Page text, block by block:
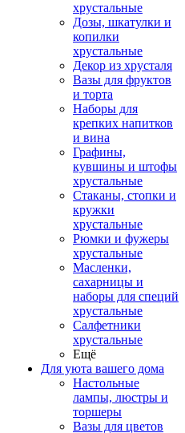
хрустальные
Дозы, шкатулки и
копилки
хрустальные
Декор из хрусталя
Вазы для фруктов
и торта
Наборы для
крепких напитков
и вина
Графины,
кувшины и штофы
хрустальные
Стаканы, стопки и
кружки
хрустальные
Рюмки и фужеры
хрустальные
Масленки,
сахарницы и
наборы для специй
хрустальные
Салфетники
хрустальные
Ещё
Для уюта вашего дома
Настольные
лампы, люстры и
торшеры
Вазы для цветов